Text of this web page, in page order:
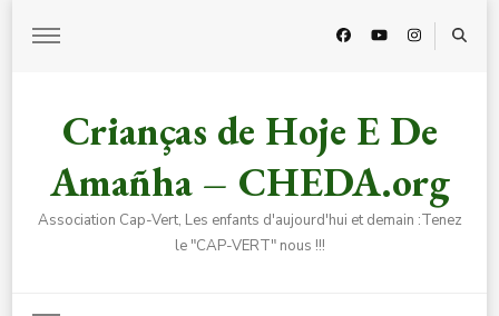
Crianças de Hoje E De
Amañha – CHEDA.org
Association Cap-Vert, Les enfants d'aujourd'hui et demain :Tenez
le "CAP-VERT" nous !!!